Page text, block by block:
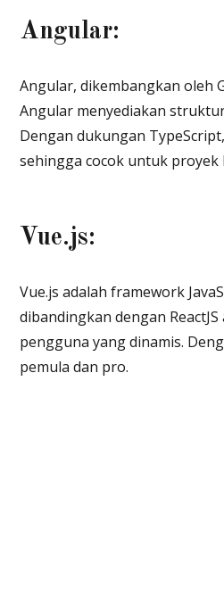
Angular:
Angular, dikembangkan oleh
Angular menyediakan
Dengan dukungan
sehingga cocok untuk proyek
Vue.js:
Vue.js adalah framework
dibandingkan dengan
pengguna yang dinamis.
pemula dan pro.